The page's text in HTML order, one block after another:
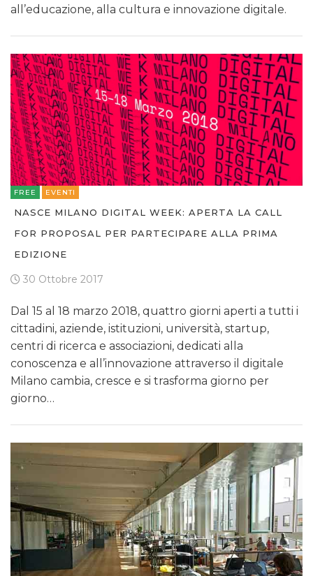
all’educazione, alla cultura e innovazione digitale.
FREE EVENTI
NASCE MILANO DIGITAL WEEK: APERTA LA CALL
FOR PROPOSAL PER PARTECIPARE ALLA PRIMA
EDIZIONE
30 Ottobre 2017
Dal 15 al 18 marzo 2018, quattro giorni aperti a tutti i
cittadini, aziende, istituzioni, università, startup,
centri di ricerca e associazioni, dedicati alla
conoscenza e all’innovazione attraverso il digitale
Milano cambia, cresce e si trasforma giorno per
giorno…